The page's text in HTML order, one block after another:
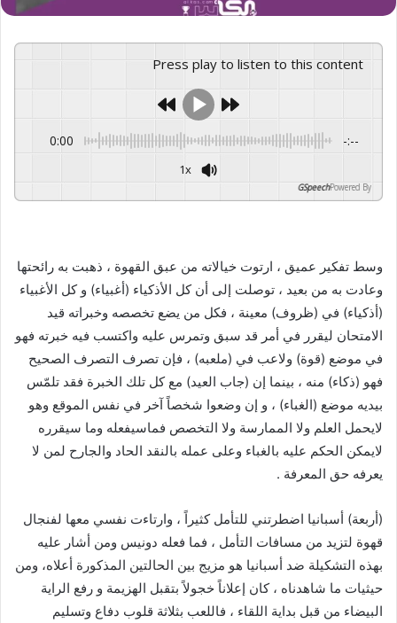
Press play to listen to this content
0:00 -:--
1x
Powered By
GSpeech
وسط تفكير عميق ، ارتوت خيالاته من عبق القهوة ، ذهبت به رائحتها
وعادت به من بعيد ، توصلت إلى أن كل الأذكياء (أغبياء) و كل الأغبياء
(أذكياء) في (ظروف) معينة ، فكل من يضع تخصصه وخبراته قيد
الامتحان ليقرر في أمر قد سبق وتمرس عليه واكتسب فيه خبرته فهو
في موضع (قوة) ولاعب في (ملعبه) ، فإن تصرف التصرف الصحيح
فهو (ذكاء) منه ، بينما إن (جاب العيد) مع كل تلك الخبرة فقد تلمّس
بيديه موضع (الغباء) ، و إن وضعوا شخصاً آخر في نفس الموقع وهو
لايحمل العلم ولا الممارسة ولا التخصص فماسيفعله وما سيقرره
لايمكن الحكم عليه بالغباء وعلى عمله بالنقد الحاد والجارح لمن لا
يعرفه حق المعرفة .
(أربعة) أسبانيا اضطرتني للتأمل كثيراً ، وارتاءت نفسي معها لفنجال
قهوة لتزيد من مسافات التأمل ، فما فعله دونيس ومن أشار عليه
بهذه التشكيلة ضد أسبانيا هو مزيج بين الحالتين المذكورة أعلاه، ومن
حيثيات ما شاهدناه ، كان إعلاناً خجولاً بتقبل الهزيمة و رفع الراية
البيضاء من قبل بداية اللقاء ، فاللعب بثلاثة قلوب دفاع وتسليم